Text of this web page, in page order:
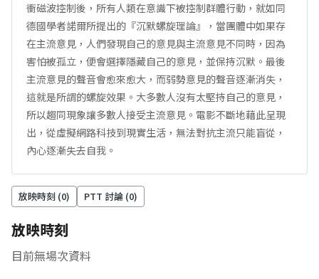
衝磁波控制後，所有人類在意識下被控制群體行動，就如同
德國學者諾爾所提出的『沉默螺旋理論』，當團體中如果存
在主流意見，人們發現自己的意見與主流意見不同時，因為
害怕被孤立，便會選擇隱藏自己的意見，並保持沉默。最後
主流意見的聲音會愈來愈大，而弱勢意見的聲音逐漸消失，
這就是所謂的螺旋效果。大多數人沒有太堅持自己的意見，
所以趨同現象讓多數人接受主流意見。電影不斷地藉此呈現
出，從虛擬網路科技到現實生活，無法對抗主流只能盲從，
內心逐漸失去自我。
放映時刻 (0) PTT 討論 (0)
放映時刻
目前無場次資料